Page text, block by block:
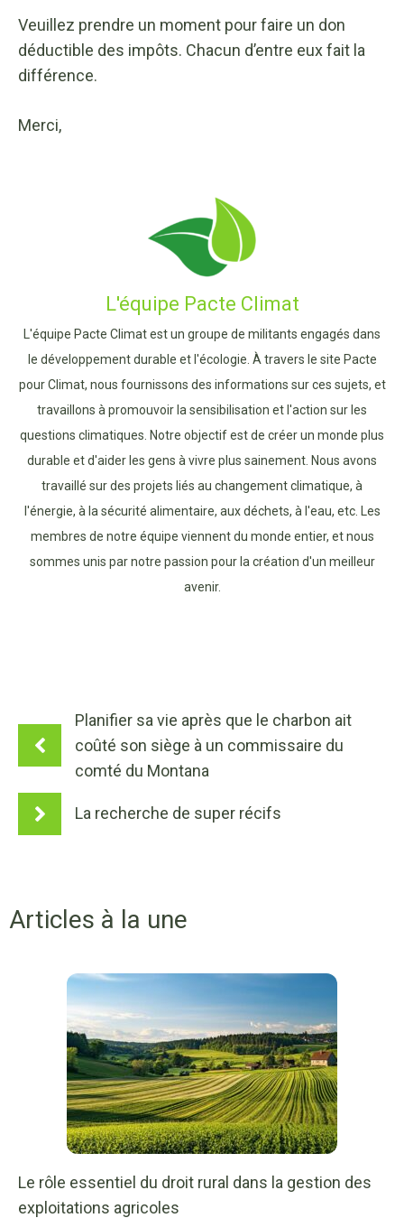
Veuillez prendre un moment pour faire un don
déductible des impôts. Chacun d’entre eux fait la
différence.
Merci,
L'équipe Pacte Climat
L'équipe Pacte Climat est un groupe de militants engagés dans
le développement durable et l'écologie. À travers le site Pacte
pour Climat, nous fournissons des informations sur ces sujets, et
travaillons à promouvoir la sensibilisation et l'action sur les
questions climatiques. Notre objectif est de créer un monde plus
durable et d'aider les gens à vivre plus sainement. Nous avons
travaillé sur des projets liés au changement climatique, à
l'énergie, à la sécurité alimentaire, aux déchets, à l'eau, etc. Les
membres de notre équipe viennent du monde entier, et nous
sommes unis par notre passion pour la création d'un meilleur
avenir.
Planifier sa vie après que le charbon ait
coûté son siège à un commissaire du
comté du Montana
La recherche de super récifs
Articles à la une
Le rôle essentiel du droit rural dans la gestion des
exploitations agricoles